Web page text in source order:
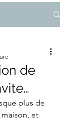
de
plus de
et